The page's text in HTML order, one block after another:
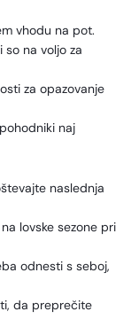
vhodu na pot.
so na voljo za
za opazovanje
naj
naslednja
lovske sezone pri
odnesti s seboj,
da preprečite